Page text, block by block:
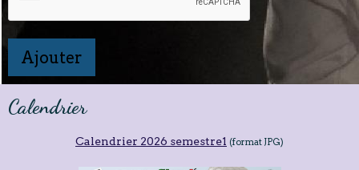
Ajouter
Calendrier
Calendrier 2026 semestre1 (format JPG)